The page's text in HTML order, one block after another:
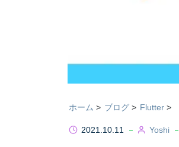
ホーム ブログ Flutter
2021.10.11 Yoshi